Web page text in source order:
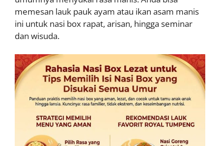
memesan lauk pauk ayam atau ikan asam manis
ini untuk nasi box rapat, arisan, hingga seminar
dan wisuda.